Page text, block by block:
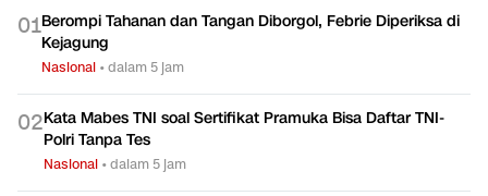
01Berompi Tahanan dan Tangan Diborgol, Febrie Diperiksa di
Kejagung
Nasional •dalam 5 jam
02Kata Mabes TNI soal Sertifikat Pramuka Bisa Daftar TNI-
Polri Tanpa Tes
Nasional •dalam 5 jam